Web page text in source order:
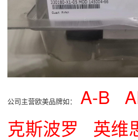
公司主营欧美品牌如： A-B
克斯波罗 英